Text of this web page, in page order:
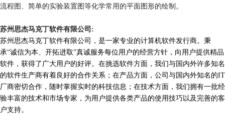
流程图、简单的实验装置图等化学常用的平面图形的绘制。
苏州思杰马克丁软件有限公司:
苏州思杰马克丁软件有限公司，是一家专业的计算机软件发行商。秉
承“诚信为本、开拓进取”真诚服务每位用户的经营方针，向用户提供精品
软件，获得了广大用户的好评。在挑选软件方面，我们与国内外许多知名
的软件生产商有着良好的合作关系；在产品方面，公司与国内外知名的IT
厂商密切合作，随时掌握实时的科技信息；在技术方面，我们拥有一批经
验丰富的技术和市场专家，为用户提供各类产品的使用技巧以及完善的客
户支持。